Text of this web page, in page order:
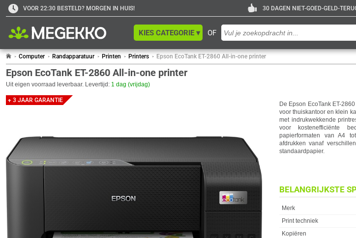
VOOR 22:30 BESTELD? MORGEN IN HUIS! 30 DAGEN NIET-GOED-GELD-
OF
KIES CATEGORIE ▾
Computer Randapparatuur Printen Printers Epson EcoTank ET-2860 All-in-one printer
Epson EcoTank ET-2860 All-in-one printer
Uit eigen voorraad leverbaar. Levertijd: 1 dag (vrijdag)
+ 3 JAAR GARANTIE
De Epson EcoTank ET-
voor thuiskantoor en klein
met indrukwekkende
voor kostenefficiënte
papierformaten van A4
afdrukken vanaf
standaardpapier.
BELANGRIJKSTE
Eigenschap
Merk
Print techniek
Kopiëren